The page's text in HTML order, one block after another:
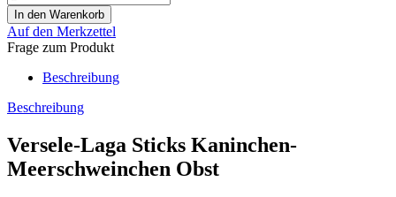
Auf den Merkzettel
Frage zum Produkt
Beschreibung
Beschreibung
Versele-Laga Sticks Kaninchen-
Meerschweinchen Obst